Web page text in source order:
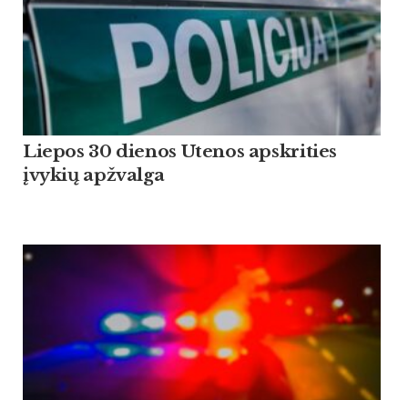
Liepos 30 dienos Utenos apskrities
įvykių apžvalga